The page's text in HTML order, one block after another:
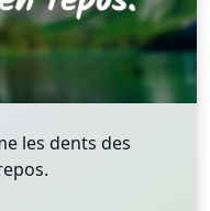
les dents des